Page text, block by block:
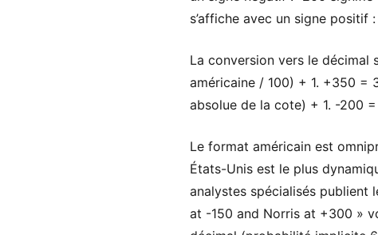
s’affiche avec un signe
La conversion vers le
américaine / 100) + 1. +350 =
absolue de la cote) + 1. -200
Le format américain est
États-Unis est le plus
analystes spécialisés publient
at -150 and Norris at +300 »